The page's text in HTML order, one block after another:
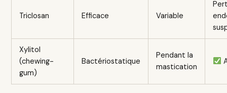
Triclosan Efficace Variable
Xylitol
(chewing-
gum)
Bactériostatique
Pendant la
mastication